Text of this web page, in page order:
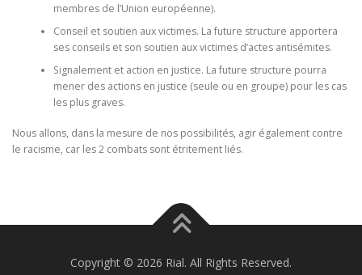
membres de l’Union européenne).
Conseil et soutien aux victimes. La future structure apportera
ses conseils et son soutien aux victimes d’actes antisémites.
Signalement et action en justice. La future structure pourra
mener des actions en justice (seule ou en groupe) pour les cas
les plus graves.
Nous allons, dans la mesure de nos possibilités, agir également contre
le racisme, car les 2 combats sont étritement liés.
Copyright © 2026 Rial. All Rights Reserved.